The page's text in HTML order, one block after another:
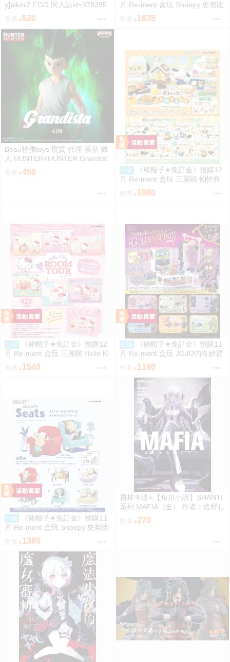
y]bikini2 FGO 同人誌id=378295
售價 520
月 Re-ment 盒玩 Snoopy 史努比
街角招牌場景 中盒6入 0816
售價 1635
Beau特佛toys 現貨 代理 景品 獵
人 HUNTER×HUNTER Grandist
a 小傑 0206
售價 450 預購
《豬帽子✬免訂金》預購12
月 Re-ment 盒玩 三麗鷗 帕恰狗
烘焙食譜 中盒8入 0816
售價 1980
預購
《豬帽子✬免訂金》預購12
月 Re-ment 盒玩 三麗鷗 Hello Ki
tty 秘密房間之旅 中盒6入 0816
1540
預購
《豬帽子✬免訂金》預購11
月 Re-ment 盒玩 JOJO的奇妙冒
險 服裝精品店 黃金之風 中盒6入
0816
1180
預購
《豬帽子✬免訂金》預購11
月 Re-ment 盒玩 Snoopy 史努比
悠閒座椅場景 中盒6入 0816
售價 1385
員林卡通⭐️【角川小說】SHANTI
系列 MAFIA（全） 作者：佐野し
なの (附尼采書套)
售價 270